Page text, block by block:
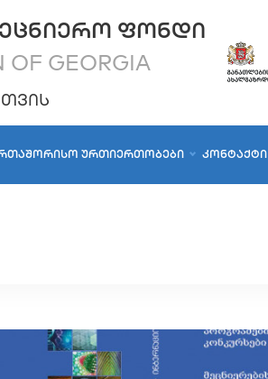
ᲤᲝᲜᲓᲘ
OF GEORGIA
ᲣᲠᲗᲘᲔᲠᲗᲝᲑᲔᲑᲘ ᲙᲝᲜᲢᲐᲥᲢᲘ